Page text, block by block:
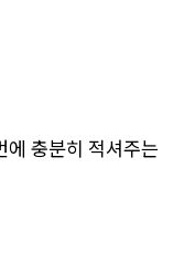
에 충분히 적셔주는